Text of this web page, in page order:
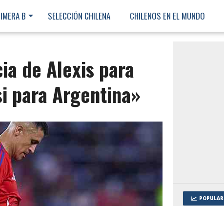
B SELECCIÓN CHILENA CHILENOS EN EL MUNDO
de Alexis para
para Argentina»
POPULAR